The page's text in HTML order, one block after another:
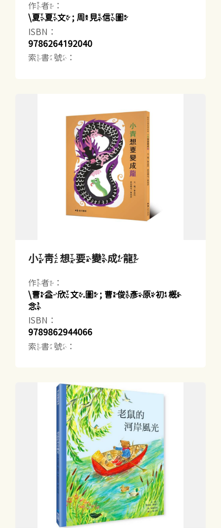
作者：
\夏夏文 ; 周見信圖
ISBN：
9786264192040
索書號：
小青想要變成龍
作者：
\曹益欣文.圖 ; 曹俊彥原初概
念
ISBN：
9789862944066
索書號：